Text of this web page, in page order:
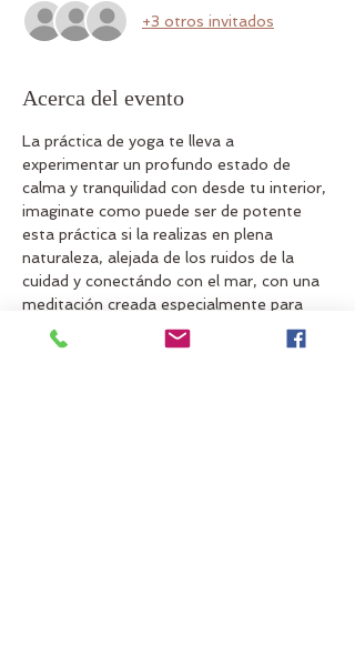
+3 otros invitados
Acerca del evento
La práctica de yoga te lleva a
experimentar un profundo estado de
calma y tranquilidad con desde tu interior,
imaginate como puede ser de potente
esta práctica si la realizas en plena
naturaleza, alejada de los ruidos de la
cuidad y conectándo con el mar, con una
meditación creada especialmente para
esta sesión.
Recomendada para todos los niveles.